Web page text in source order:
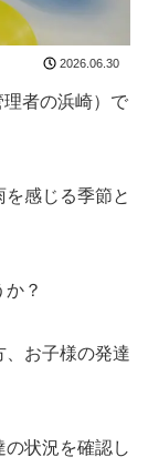
2026.06.30
者の浜崎）で
感じる季節と
？
、お子様の発達
状況を確認し